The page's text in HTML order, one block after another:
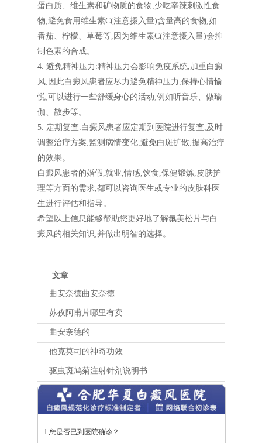
蛋白质、维生素和矿物质的食物,少吃辛辣刺激性食
物,避免食用维生素C(注意摄入量)含量高的食物,如
番茄、柠檬、草莓等,因为维生素C(注意摄入量)会抑
制色素的合成。
4. 避免精神压力:精神压力会影响免疫系统,加重白癜
风,因此白癜风患者应尽力避免精神压力,保持心情愉
悦,可以进行一些舒缓身心的活动,例如听音乐、做瑜
伽、散步等。
5. 定期复查:白癜风患者应定期到医院进行复查,及时
调整治疗方案,监测病情变化,避免白斑扩散,提高治疗
的效果。
白癜风患者的婚假,就业,情感,饮食,保健锻炼,皮肤护
理等方面的需求,都可以咨询医生或专业的皮肤科医
生进行评估和指导。
希望以上信息能够帮助您更好地了解氟美松片与白
癜风的相关知识,并做出明智的选择。
文章
曲安奈德曲安奈德
苏孜阿甫片哪里有卖
曲安奈德的
他克莫司的神奇功效
驱虫斑鸠菊注射针剂说明书
1.您是否已到医院确诊？